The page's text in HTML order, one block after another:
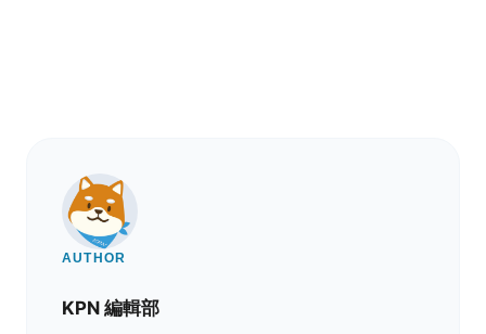
AUTHOR
KPN 編輯部